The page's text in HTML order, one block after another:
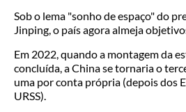
Sob o lema "sonho de espaço" do
Jinping, o país agora almeja
Em 2022, quando a montagem da
concluída, a China se tornaria o
uma por conta própria (depois dos
URSS).